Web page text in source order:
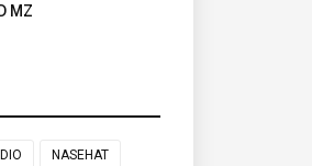
MZ
NASEHAT